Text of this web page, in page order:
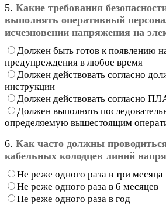
5. Какие требования
выполнять оперативный
исчезновении напряжения на
Должен быть готов к появлению
предупреждения в любое время
Должен действовать согласно
инструкции
Должен действовать согласно
Должен выполнять
определяемую вышестоящим
6. Как часто должны
кабельных колодцев линий
Не реже одного раза в три месяца
Не реже одного раза в 6 месяцев
Не реже одного раза в год